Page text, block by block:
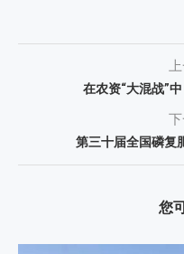
在农资“大混战”
第三十届全国磷复
您